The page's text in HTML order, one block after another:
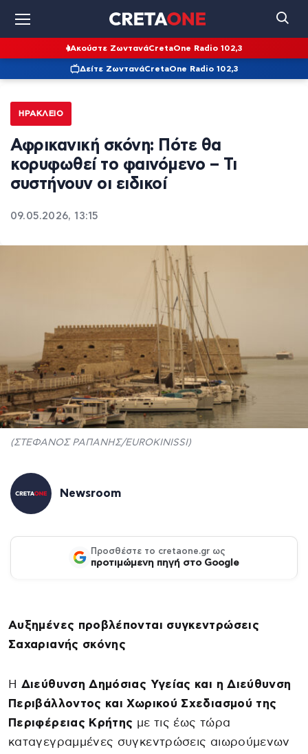
Ακούστε ΖωντανάCretaOne Radio 102,3
Δείτε ΖωντανάCretaOne Radio 102,3
ΗΡΆΚΛΕΙΟ
Αφρικανική σκόνη: Πότε θα
κορυφωθεί το φαινόμενο – Τι
συστήνουν οι ειδικοί
09.05.2026, 13:15
(ΣΤΕΦΑΝΟΣ ΡΑΠΑΝΗΣ/EUROKINISSI)
Newsroom
Προσθέστε το cretaone.gr ως
προτιμώμενη πηγή στο Google
Αυξημένες προβλέπονται συγκεντρώσεις
Σαχαριανής σκόνης
Η Διεύθυνση Δημόσιας Υγείας και η Διεύθυνση
Περιβάλλοντος και Χωρικού Σχεδιασμού της
Περιφέρειας Κρήτης με τις έως τώρα
καταγεγραμμένες συγκεντρώσεις αιωρούμενων